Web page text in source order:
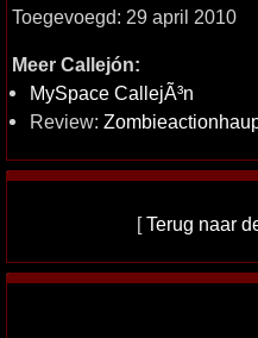
Toegevoegd: 29 april 2010
Meer Callejón:
MySpace CallejÃ³n
Review:
[Terug naar